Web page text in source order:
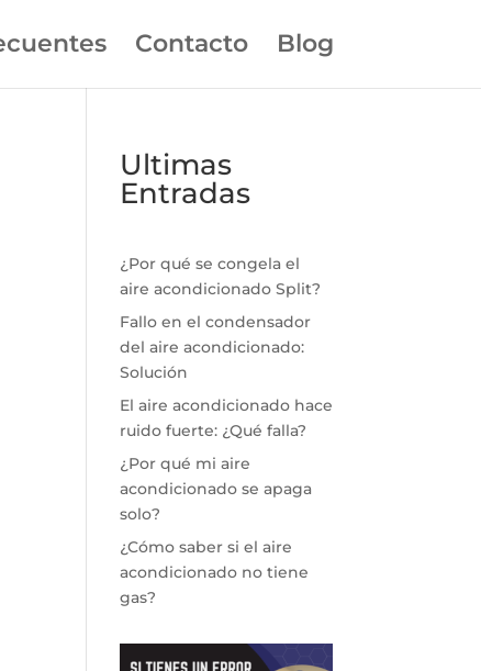
Contacto Blog
Ultimas
Entradas
¿Por qué se congela el
aire acondicionado Split?
Fallo en el condensador
del aire acondicionado:
Solución
El aire acondicionado hace
ruido fuerte: ¿Qué falla?
¿Por qué mi aire
acondicionado se apaga
solo?
¿Cómo saber si el aire
acondicionado no tiene
gas?